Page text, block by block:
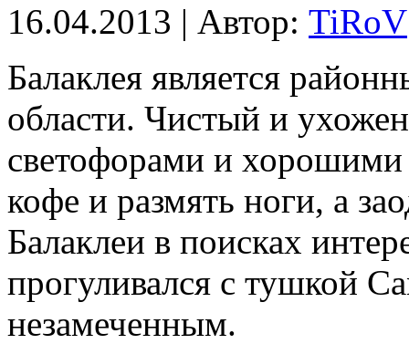
16.04.2013 | Автор: TiRoV
Балаклея является
области. Чистый и
светофорами и хорошими
кофе и размять ноги, а
Балаклеи в поисках
прогуливался с тушкой
незамеченным.